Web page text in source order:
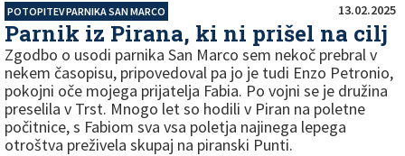
POTOPITEV PARNIKA SAN MARCO 13.02.2025
Parnik iz Pirana, ki ni prišel na cilj
Zgodbo o usodi parnika San Marco sem nekoč prebral v
nekem časopisu, pripovedoval pa jo je tudi Enzo Petronio,
pokojni oče mojega prijatelja Fabia. Po vojni se je družina
preselila v Trst. Mnogo let so hodili v Piran na poletne
počitnice, s Fabiom sva vsa poletja najinega lepega
otroštva preživela skupaj na piranski Punti.